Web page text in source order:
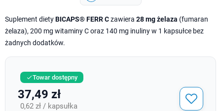
Suplement dietyBICAPS® FERR Czawiera 28 mg żelaza (fumaran
żelaza), 200 mg witaminy C oraz 140 mg inuliny w 1 kapsułce bez
żadnych dodatków.
Towar dostępny
37,49 zł
0,62 zł / kapsułka